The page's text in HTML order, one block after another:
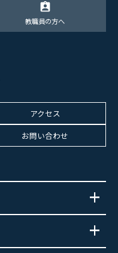
assignment_ind
教職員の方へ
アクセス
お問い合わせ